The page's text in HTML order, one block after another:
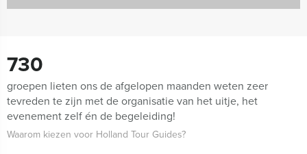
730
groepen lieten ons de afgelopen maanden weten zeer
tevreden te zijn met de organisatie van het uitje, het
evenement zelf én de begeleiding!
Waarom kiezen voor Holland Tour Guides?